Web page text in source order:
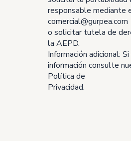
responsable mediante
comercial@gurpea.com
o solicitar tutela de
la AEPD.
Información adicional:
información consulte
Política de
Privacidad.